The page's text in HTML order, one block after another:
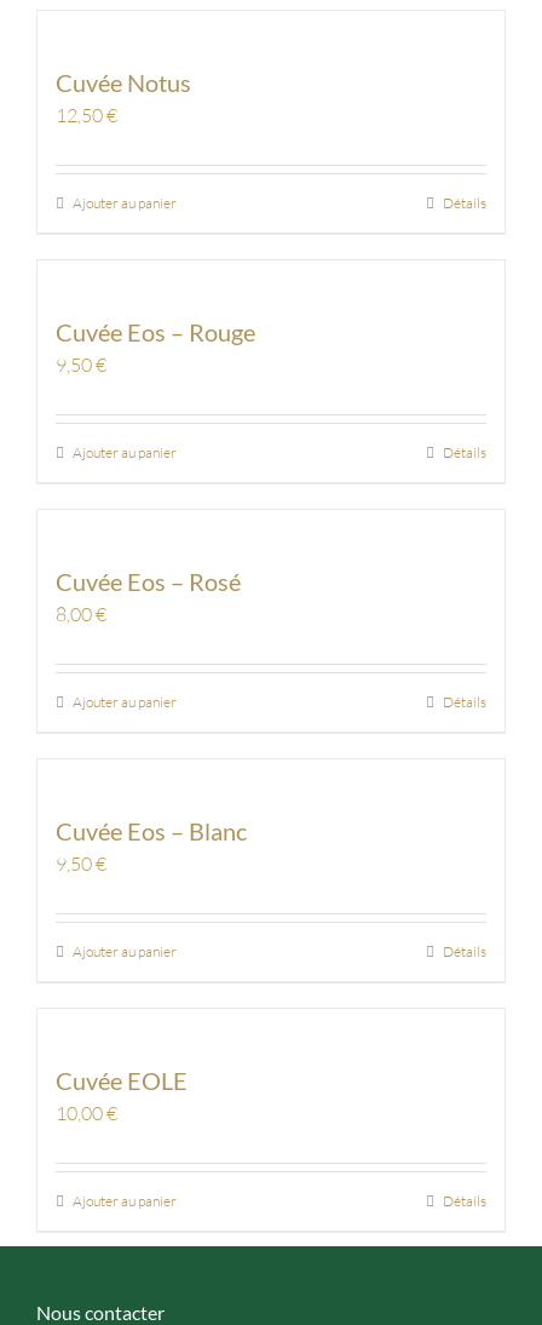
Cuvée Notus
12,50€
Ajouter au panier Détails
Cuvée Eos – Rouge
9,50€
Ajouter au panier Détails
Cuvée Eos – Rosé
8,00€
Ajouter au panier Détails
Cuvée Eos – Blanc
9,50€
Ajouter au panier Détails
Cuvée EOLE
10,00€
Ajouter au panier Détails
Nous contacter